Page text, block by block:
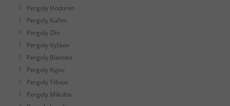
Pergoly Hodonín
Pergoly Kuřim
Pergoly Zlín
Pergoly Vyškov
Pergoly Blansko
Pergoly Kyjov
Pergoly Tišnov
Pergoly Mikulov